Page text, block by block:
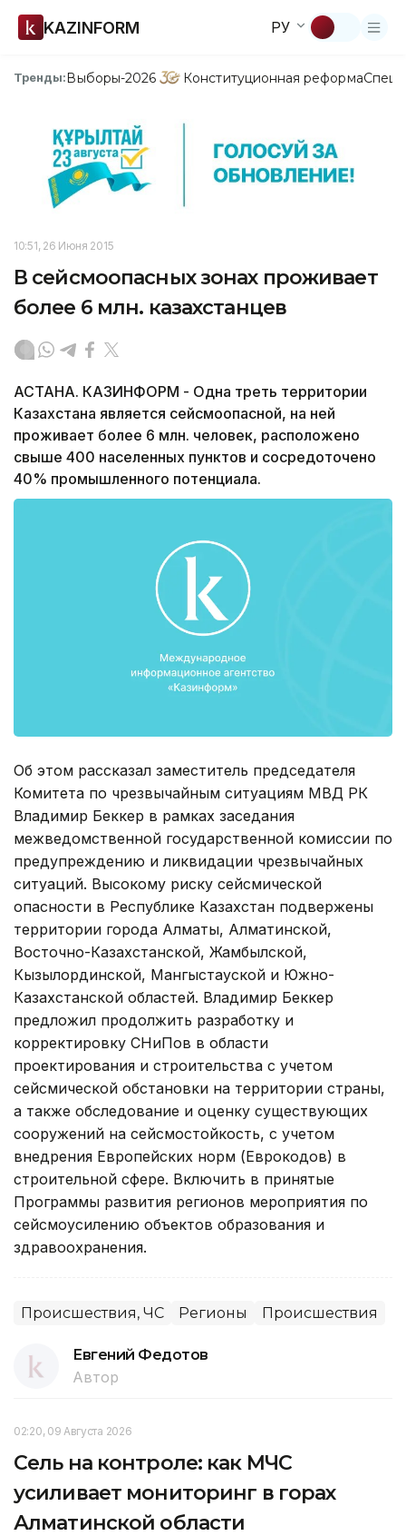
KAZINFORM РУ
Тренды:Выборы-2026 Конституционная реформа
10:51, 26 Июня 2015
В сейсмоопасных зонах проживает
более 6 млн. казахстанцев
АСТАНА. КАЗИНФОРМ - Одна треть территории
Казахстана является сейсмоопасной, на ней
проживает более 6 млн. человек, расположено
свыше 400 населенных пунктов и сосредоточено
40% промышленного потенциала.
Об этом рассказал заместитель председателя
Комитета по чрезвычайным ситуациям МВД РК
Владимир Беккер в рамках заседания
межведомственной государственной комиссии по
предупреждению и ликвидации чрезвычайных
ситуаций. Высокому риску сейсмической
опасности в Республике Казахстан подвержены
территории города Алматы, Алматинской,
Восточно-Казахстанской, Жамбылской,
Кызылординской, Мангыстауской и Южно-
Казахстанской областей. Владимир Беккер
предложил продолжить разработку и
корректировку СНиПов в области
проектирования и строительства с учетом
сейсмической обстановки на территории страны,
а также обследование и оценку существующих
сооружений на сейсмостойкость, с учетом
внедрения Европейских норм (Еврокодов) в
строительной сфере. Включить в принятые
Программы развития регионов мероприятия по
сейсмоусилению объектов образования и
здравоохранения.
Происшествия, ЧС Регионы Происшествия
Евгений Федотов
Автор
02:20, 09 Августа 2026
Сель на контроле: как МЧС
усиливает мониторинг в горах
Алматинской области